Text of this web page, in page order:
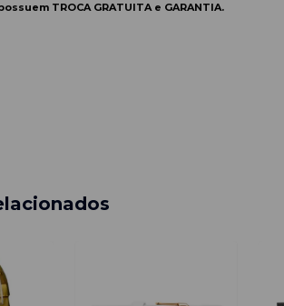
TROCA GRATUITA e GARANTIA.